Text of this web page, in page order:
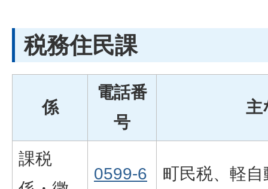
税務住民課
係
電話番
号
主
課税
0599-6
町民税、軽